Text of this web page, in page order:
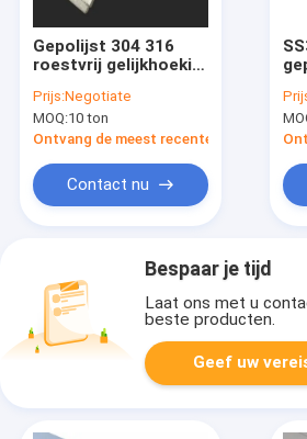
Gepolijst 304 316
roestvrij gelijkhoekig
Prijs:Negotiate
MOQ:10 ton
Ontvang de meest recente Prijs
Contact nu
Bespaar je tijd
Laat ons met u
beste producten.
Geef uw